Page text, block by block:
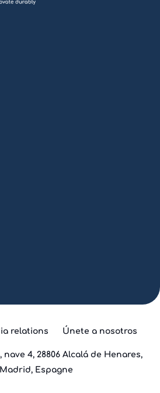
relations Únete a nosotros
nave 4, 28806 Alcalá de Henares,
Madrid, Espagne